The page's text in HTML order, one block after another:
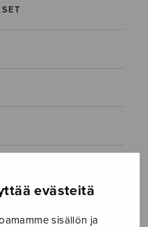
evästeitä
sisällön ja